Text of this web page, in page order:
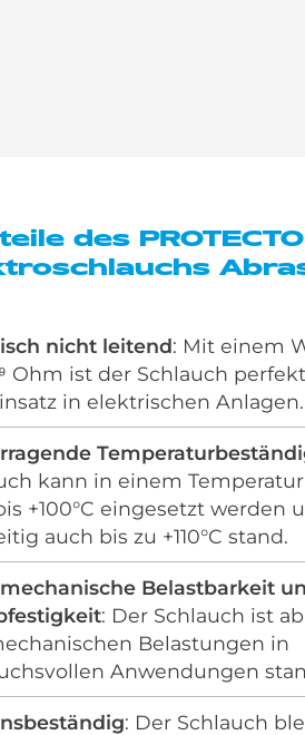
des
nicht leitend: Mit einem
Ohm ist der Schlauch
in elektrischen Anlagen.
kann in einem
+100°C eingesetzt werden
auch bis zu +110°C stand.
Belastbarkeit
: Der Schlauch ist
Belastungen in
Anwendungen
: Der Schlauch